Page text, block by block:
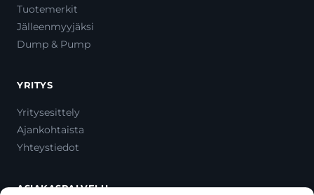
Tuotemerkit
Jälleenmyyjäksi
Dump & Pump
YRITYS
Yritysesittely
Ajankohtaista
Yhteystiedot
ASIAKASPALVELU